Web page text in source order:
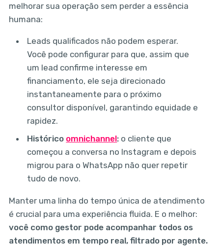
melhorar sua operação sem perder a essência
humana:
Leads qualificados não podem esperar.
Você pode configurar para que, assim que
um lead confirme interesse em
financiamento, ele seja direcionado
instantaneamente para o próximo
consultor disponível, garantindo equidade e
rapidez.
Histórico omnichannel: o cliente que
começou a conversa no Instagram e depois
migrou para o WhatsApp não quer repetir
tudo de novo.
Manter uma linha do tempo única de atendimento
é crucial para uma experiência fluida. E o melhor:
você como gestor pode acompanhar todos os
atendimentos em tempo real, filtrado por agente.